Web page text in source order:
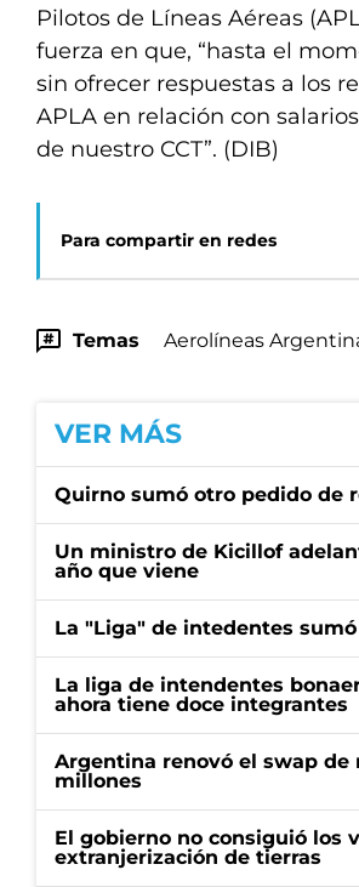
Pilotos de Líneas Aéreas
fuerza en que, “hasta el
sin ofrecer respuestas a los
APLA en relación con
de nuestro CCT”. (DIB)
Para compartir en redes
Temas Aerolíneas
VER MÁS
Quirno sumó otro pedido de
Un ministro de Kicillof
año que viene
La "Liga" de intedentes
La liga de intendentes
ahora tiene doce integrantes
Argentina renovó el swap de
millones
El gobierno no consiguió los
extranjerización de tierras